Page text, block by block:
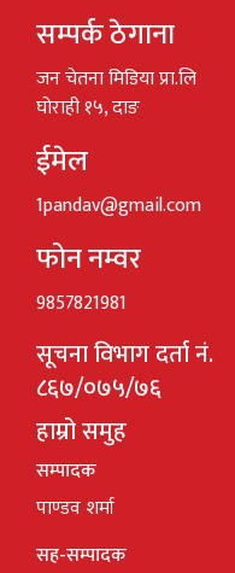
सम्पर्क ठेगाना
जन चेतना मिडिया प्रा.लि
घोराही १५, दाङ
ईमेल
1pandav@gmail.com
फोन नम्वर
9857821981
सूचना विभाग दर्ता नं.
८६७/०७५/७६
हाम्रो समुह
सम्पादक
पाण्डव शर्मा
सह-सम्पादक